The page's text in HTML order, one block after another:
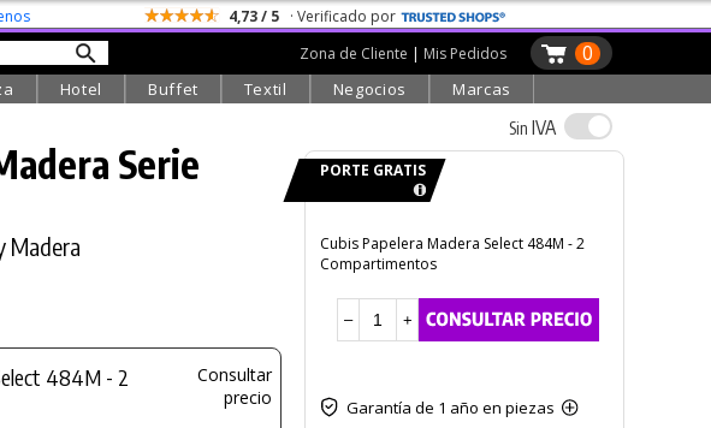
4,73 / 5 · Verificado por
0
Zona de Cliente | Mis Pedidos
Hotel Buffet Textil Negocios Marcas
Serie
Madera
484M - 2
Consultar
precio
Sin IVA
PORTE GRATIS
Cubis Papelera Madera Select 484M - 2
Compartimentos
– +
Garantía de 1 año en piezas